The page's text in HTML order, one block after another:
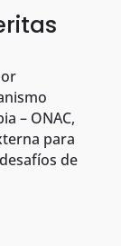
– ONAC,
para
de